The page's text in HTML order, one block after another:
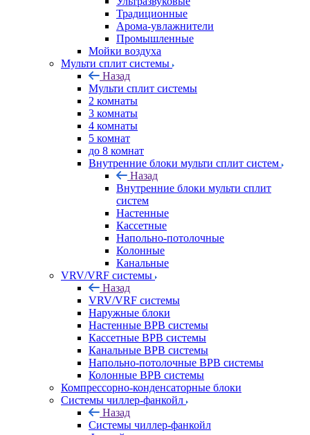
Традиционные
Арома-увлажнители
Промышленные
Мойки воздуха
Мульти сплит системы
Назад
Мульти сплит системы
2 комнаты
3 комнаты
4 комнаты
5 комнат
до 8 комнат
Внутренние блоки мульти сплит систем
Назад
Внутренние блоки мульти сплит
систем
Настенные
Кассетные
Напольно-потолочные
Колонные
Канальные
VRV/VRF системы
Назад
VRV/VRF системы
Наружные блоки
Настенные ВРВ системы
Кассетные ВРВ системы
Канальные ВРВ системы
Напольно-потолочные ВРВ системы
Колонные ВРВ системы
Компрессорно-конденсаторные блоки
Системы чиллер-фанкойл
Назад
Системы чиллер-фанкойл